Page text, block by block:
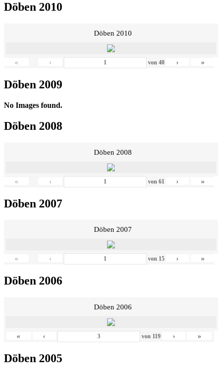
Döben 2010
Döben 2010
« ‹ von 40 › »
Döben 2009
No Images found.
Döben 2008
Döben 2008
« ‹ von 61 › »
Döben 2007
Döben 2007
« ‹ von 15 › »
Döben 2006
Döben 2006
« ‹ von 119 › »
Döben 2005